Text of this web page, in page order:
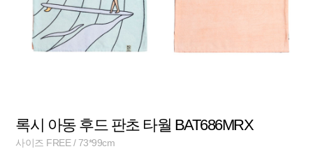
록시 아동 후드 판초 타월 BAT686MRX
사이즈 FREE / 73*99cm